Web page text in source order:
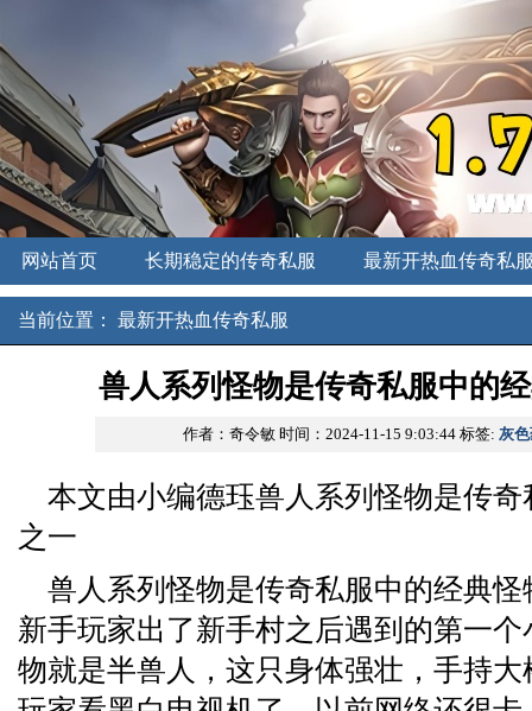
网站首页 长期稳定的传奇私服
最新开热血传奇私
新开中变传奇
刚开一秒私服
传奇发布网
当前位置： 最新开热血传奇私服
兽人系列怪物是传奇私服中的
作者：奇令敏 时间：2024-11-15 9:03:44 标签: 灰
本文由小编德珏兽人系列怪物是传
之一
兽人系列怪物是传奇私服中的经典
新手玩家出了新手村之后遇到的第一个
物就是半兽人，这只身体强壮，手持